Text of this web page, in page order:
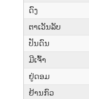
ດົງ
ຕາເວັນລັບ
ປັນດົນ
ມີເຈົ້າ
ຢູ່ດອມ
ຢ້ານກົວ